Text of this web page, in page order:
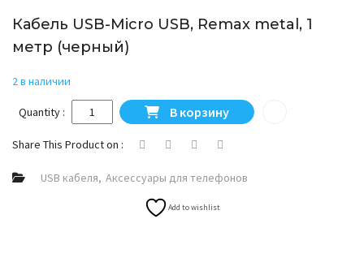
Кабель USB-Micro USB, Remax metal, 1
метр (черный)
2 в наличии
Quantity : Количество товара Кабель USB-Micro USB, Remax
В корзину
Share This Product on :
USB кабеля Аксессуары для телефонов
Add to wishlist